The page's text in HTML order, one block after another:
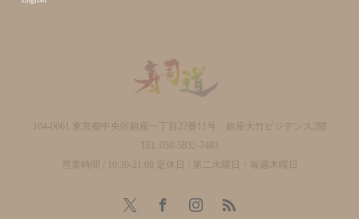
104-0061 東京都中央区銀座一丁目22番11号 銀座大竹ビジデンス2階
TEL.050-5832-7483
営業時間 / 10:30-21:00 定休日 / 第二水曜日・毎週木曜日